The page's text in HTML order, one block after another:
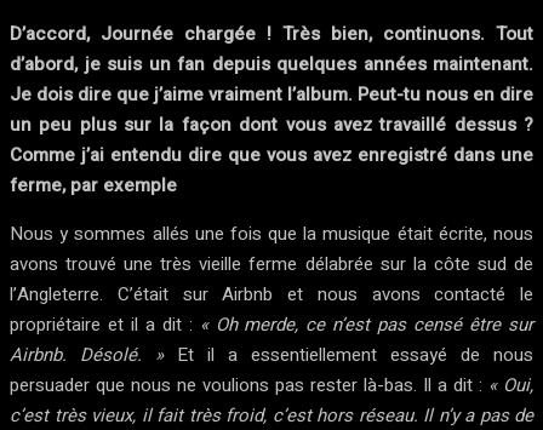
D’accord, Journée chargée ! Très bien, continuons. Tout
d’abord, je suis un fan depuis quelques années maintenant.
Je dois dire que j’aime vraiment l’album. Peut-tu nous en dire
un peu plus sur la façon dont vous avez travaillé dessus ?
Comme j’ai entendu dire que vous avez enregistré dans une
ferme, par exemple
Nous y sommes allés une fois que la musique était écrite, nous
avons trouvé une très vieille ferme délabrée sur la côte sud de
l’Angleterre. C’était sur Airbnb et nous avons contacté le
propriétaire et il a dit : « Oh merde, ce n’est pas censé être sur
Airbnb. Désolé. »Et il a essentiellement essayé de nous
persuader que nous ne voulions pas rester là-bas. Il a dit : « Oui,
c’est très vieux, il fait très froid, c’est hors réseau. Il n’y a pas de